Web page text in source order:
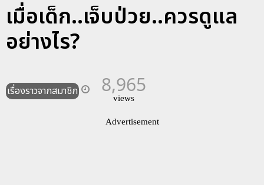
เมื่อเด็ก..เจ็บป่วย..ควรดูแล
อย่างไร?
เรื่องราวจากสมาชิก 8,965
views
Advertisement